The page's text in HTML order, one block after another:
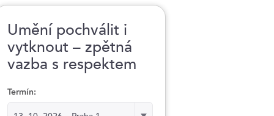
Umění pochválit i
vytknout – zpětná
vazba s respektem
Termín:
Termín: